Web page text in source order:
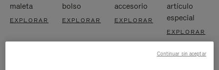
maleta
EXPLORAR
bolso
EXPLORAR
accesorio
EXPLORAR
artículo
especial
EXPLORAR
Continuar sin aceptar